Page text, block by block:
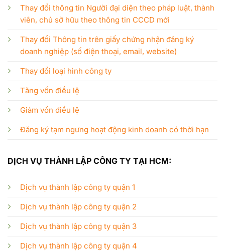
Thay đổi thông tin Người đại diện theo pháp luật, thành
viên, chủ sở hữu theo thông tin CCCD mới
Thay đổi Thông tin trên giấy chứng nhận đăng ký
doanh nghiệp (số điện thoại, email, website)
Thay đổi loại hình công ty
Tăng vốn điều lệ
Giảm vốn điều lệ
Đăng ký tạm ngưng hoạt động kinh doanh có thời hạn
DỊCH VỤ THÀNH LẬP CÔNG TY TẠI HCM:
Dịch vụ thành lập công ty quận 1
Dịch vụ thành lập công ty quận 2
Dịch vụ thành lập công ty quận 3
Dịch vụ thành lập công ty quận 4